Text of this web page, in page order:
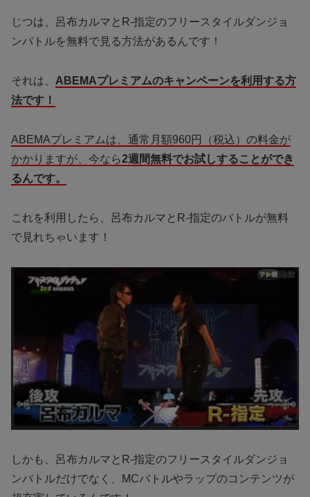
じつは、呂布カルマとR-指定のフリースタイルダンジョ
ンバトルを無料で見る方法があるんです！
それは、 ABEMAプレミアムのキャンペーンを利用する方
法です！
ABEMAプレミアムは、通常月額960円（税込）の料金が
かかりますが、今なら2週間無料でお試しすることができ
るんです。
これを利用したら、呂布カルマとR-指定のバトルが無料
で見れちゃいます！
しかも、呂布カルマとR-指定のフリースタイルダンジョ
ンバトルだけでなく、MCバトルやラップのコンテンツが